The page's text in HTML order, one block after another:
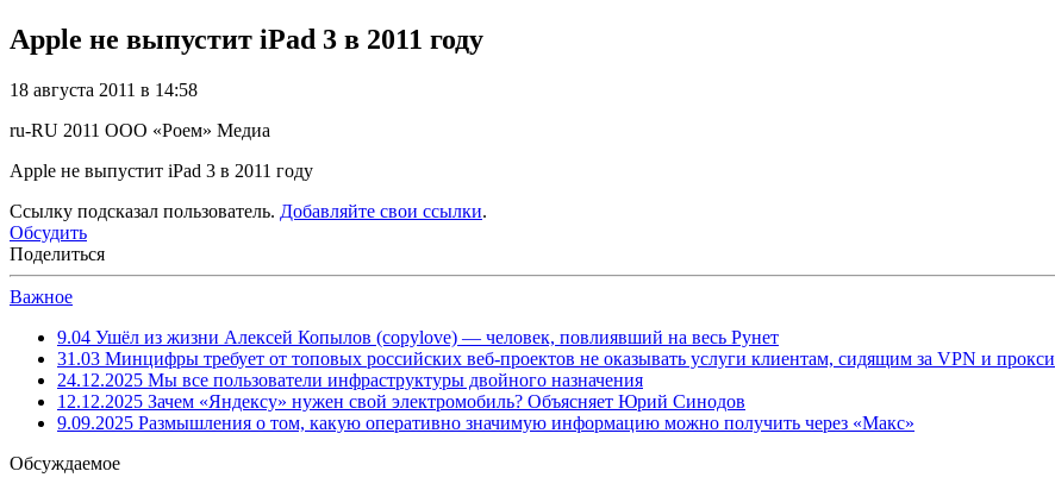
Apple не выпустит iPad 3 в 2011 году
18 августа 2011 в 14:58
ru-RU 2011 ООО «Роем» Медиа
Apple не выпустит iPad 3 в 2011 году
Ссылку подсказал пользователь. Добавляйте свои ссылки.
Обсудить
Поделиться
Важное
9.04 Ушёл из жизни Алексей Копылов (copylove) — человек, повлиявший на весь Рунет
31.03 Минцифры требует от топовых российских веб-проектов не оказывать услуги клиентам, сидящим за VPN и прокси
24.12.2025 Мы все пользователи инфраструктуры двойного назначения
12.12.2025 Зачем «Яндексу» нужен свой электромобиль? Объясняет Юрий Синодов
9.09.2025 Размышления о том, какую оперативно значимую информацию можно получить через «Макс»
Обсуждаемое